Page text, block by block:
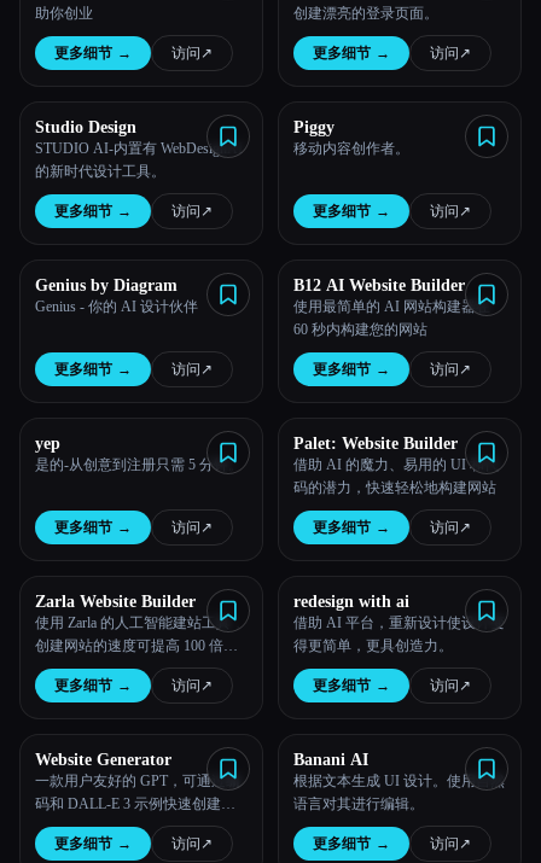
Esc
助你创业
更多细节 → 访问 ↗︎
创建漂亮的登录页面。
更多细节 → 访问 ↗︎
Studio Design
STUDIO AI-内置有 WebDesignAI
的新时代设计工具。
更多细节 → 访问 ↗︎
Piggy
移动内容创作者。
更多细节 → 访问 ↗︎
Genius by Diagram
Genius - 你的 AI 设计伙伴
更多细节 → 访问 ↗︎
B12 AI Website Builder
使用最简单的 AI 网站构建器在
60 秒内构建您的网站
更多细节 → 访问 ↗︎
yep
是的-从创意到注册只需 5 分钟。
更多细节 → 访问 ↗︎
Palet: Website Builder
借助 AI 的魔力、易用的 UI 和代
码的潜力，快速轻松地构建网站
更多细节 → 访问 ↗︎
Zarla Website Builder
使用 Zarla 的人工智能建站工具，
创建网站的速度可提高 100 倍。
有了 Zarla，你可以告别拖放操
作，再也不用编写、设计或编写
更多细节 → 访问 ↗︎
redesign with ai
借助 AI 平台，重新设计使设计变
得更简单，更具创造力。
更多细节 → 访问 ↗︎
Website Generator
一款用户友好的 GPT，可通过编
码和 DALL-E 3 示例快速创建高
质量的网站。
更多细节 → 访问 ↗︎
Banani AI
根据文本生成 UI 设计。使用自然
语言对其进行编辑。
更多细节 → 访问 ↗︎